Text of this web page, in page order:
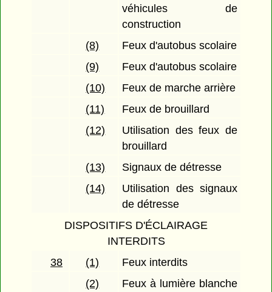
véhicules de
construction
(8)
Feux d'autobus scolaire
(9)
Feux d'autobus scolaire
(10)
Feux de marche arrière
(11)
Feux de brouillard
(12)
Utilisation des feux de
brouillard
(13)
Signaux de détresse
(14)
Utilisation des signaux
de détresse
DISPOSITIFS D'ÉCLAIRAGE
INTERDITS
38
(1)
Feux interdits
(2)
Feux à lumière blanche